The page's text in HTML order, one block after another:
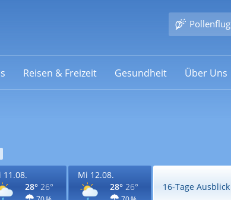
Pollenflug
Reisen & Freizeit Gesundheit Über Uns
11.08.
28° 26°
Mi 12.08.
28° 26° 16-Tage Ausblick